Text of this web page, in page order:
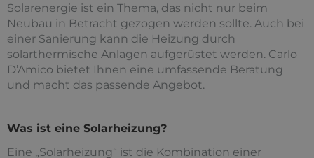
Solarenergie ist ein Thema, das nicht nur beim
Neubau in Betracht gezogen werden sollte. Auch bei
einer Sanierung kann die Heizung durch
solarthermische Anlagen aufgerüstet werden. Carlo
D’Amico bietet Ihnen eine umfassende Beratung
und macht das passende Angebot.
Was ist eine Solarheizung?
Eine „Solarheizung“ ist die Kombination einer